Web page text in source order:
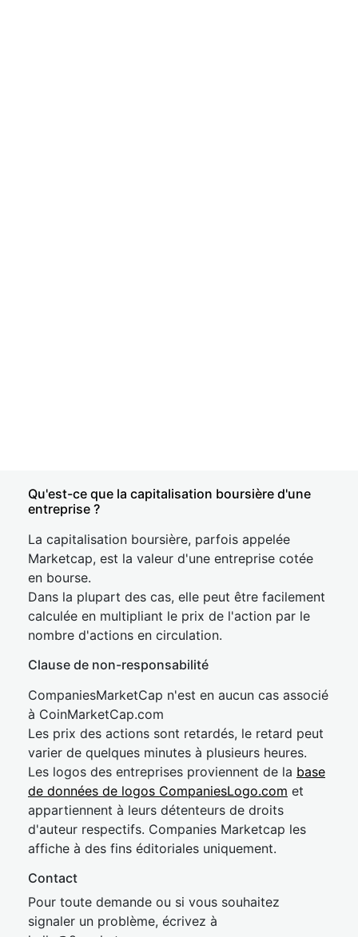
Qu'est-ce que la capitalisation boursière d'une
entreprise ?
La capitalisation boursière, parfois appelée
Marketcap, est la valeur d'une entreprise cotée
en bourse.
Dans la plupart des cas, elle peut être facilement
calculée en multipliant le prix de l'action par le
nombre d'actions en circulation.
Clause de non-responsabilité
CompaniesMarketCap n'est en aucun cas associé
à CoinMarketCap.com
Les prix des actions sont retardés, le retard peut
varier de quelques minutes à plusieurs heures.
Les logos des entreprises proviennent de la base
de données de logos CompaniesLogo.com et
appartiennent à leurs détenteurs de droits
d'auteur respectifs. Companies Marketcap les
affiche à des fins éditoriales uniquement.
Contact
Pour toute demande ou si vous souhaitez
signaler un problème, écrivez à